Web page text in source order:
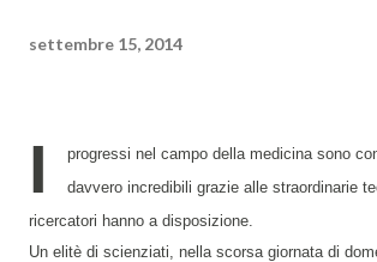
settembre 15, 2014
I
progressi nel campo della medicina sono
davvero incredibili grazie alle straordinarie
ricercatori hanno a disposizione.
Un elitè di scienziati, nella scorsa giornata di